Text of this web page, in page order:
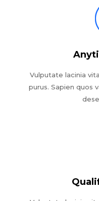
Vulputate lacinia
purus. Sapien quos